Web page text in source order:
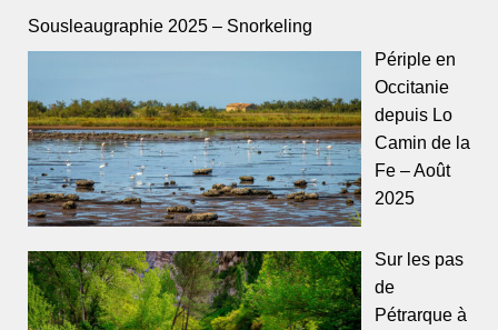
Sousleaugraphie 2025 – Snorkeling
Périple en
Occitanie
depuis Lo
Camin de la
Fe – Août
2025
Sur les pas
de
Pétrarque à